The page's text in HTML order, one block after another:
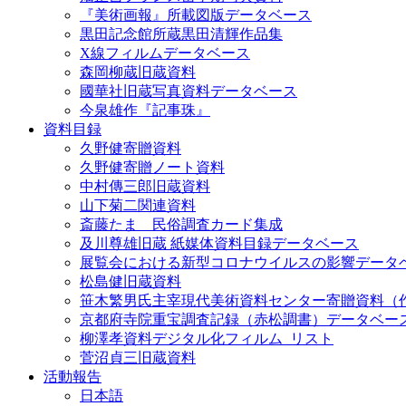
『美術画報』所載図版データベース
黒田記念館所蔵黒田清輝作品集
X線フィルムデータベース
森岡柳蔵旧蔵資料
國華社旧蔵写真資料データベース
今泉雄作『記事珠』
資料目録
久野健寄贈資料
久野健寄贈ノート資料
中村傳三郎旧蔵資料
山下菊二関連資料
斎藤たま 民俗調査カード集成
及川尊雄旧蔵 紙媒体資料目録データベース
展覧会における新型コロナウイルスの影響データ
松島健旧蔵資料
笹木繁男氏主宰現代美術資料センター寄贈資料（
京都府寺院重宝調査記録（赤松調書）データベー
柳澤孝資料デジタル化フィルム_リスト
菅沼貞三旧蔵資料
活動報告
日本語